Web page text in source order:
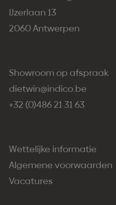
IJzerlaan 13
2060 Antwerpen
Showroom op afspraak
dietwin@indico.be
+32 (0)486 21 31 63
Wettelijke informatie
Algemene voorwaarden
Vacatures